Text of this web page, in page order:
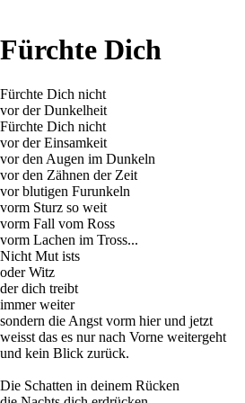
Fürchte Dich
Fürchte Dich nicht
vor der Dunkelheit
Fürchte Dich nicht
vor der Einsamkeit
vor den Augen im Dunkeln
vor den Zähnen der Zeit
vor blutigen Furunkeln
vorm Sturz so weit
vorm Fall vom Ross
vorm Lachen im Tross...
Nicht Mut ists
oder Witz
der dich treibt
immer weiter
sondern die Angst vorm hier und jetzt
weisst das es nur nach Vorne weitergeht
und kein Blick zurück.
Die Schatten in deinem Rücken